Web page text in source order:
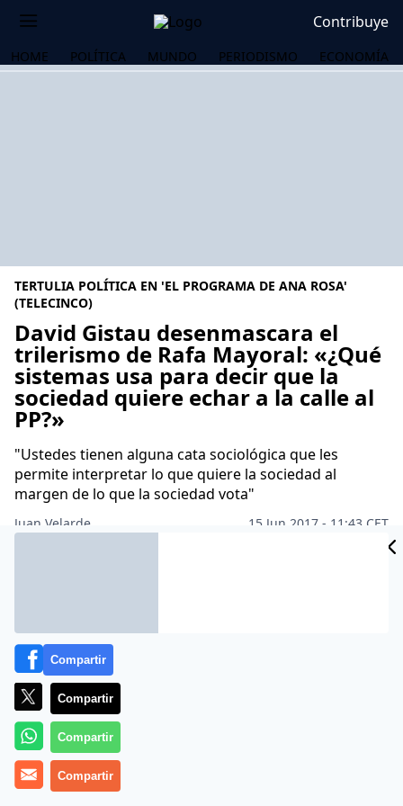
Contribuye
HOME POLÍTICA MUNDO PERIODISMO ECONOMÍA
TERTULIA POLÍTICA EN 'EL PROGRAMA DE ANA ROSA'
(TELECINCO)
David Gistau desenmascara el
trilerismo de Rafa Mayoral: «¿Qué
sistemas usa para decir que la
sociedad quiere echar a la calle al
PP?»
"Ustedes tienen alguna cata sociológica que les
permite interpretar lo que quiere la sociedad al
margen de lo que la sociedad vota"
Juan Velarde
15 Jun 2017 - 11:43 CET
PABLO
Compartir
Compartir
Compartir
Compartir